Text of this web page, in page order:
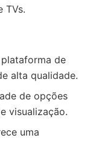
TVs.
plataforma de
alta qualidade.
de opções
visualização.
uma